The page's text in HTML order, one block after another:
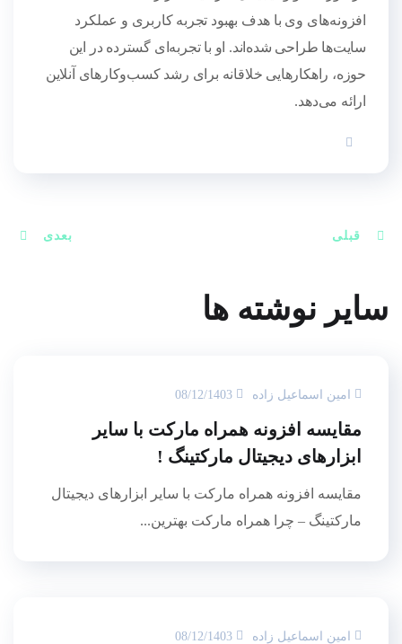
افزونه‌های وی با هدف بهبود تجربه کاربری و عملکرد
سایت‌ها طراحی شده‌اند. او با تجربه‌ای گسترده در این
حوزه، راهکارهایی خلاقانه برای رشد کسب‌وکارهای آنلاین
ارائه می‌دهد.
قبلی بعدی
سایر نوشته ها
امین اسماعیل زاده 08/12/1403
مقایسه افزونه همراه مارکت با سایر
ابزارهای دیجیتال مارکتینگ !
مقایسه افزونه همراه مارکت با سایر ابزارهای دیجیتال
مارکتینگ – چرا همراه مارکت بهترین...
امین اسماعیل زاده 08/12/1403